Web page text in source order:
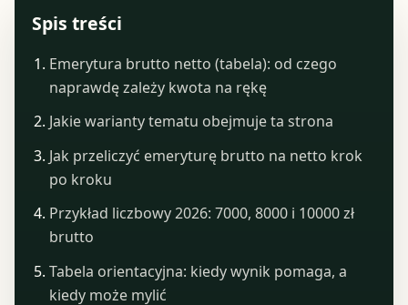
Spis treści
Emerytura brutto netto (tabela): od czego
naprawdę zależy kwota na rękę
Jakie warianty tematu obejmuje ta strona
Jak przeliczyć emeryturę brutto na netto krok
po kroku
Przykład liczbowy 2026: 7000, 8000 i 10000 zł
brutto
Tabela orientacyjna: kiedy wynik pomaga, a
kiedy może mylić